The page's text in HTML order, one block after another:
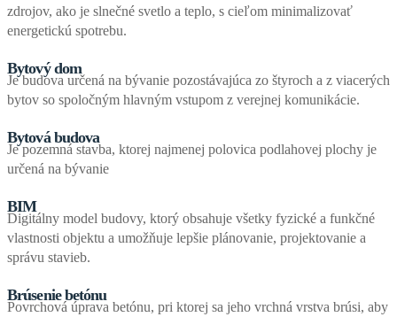
zdrojov, ako je slnečné svetlo a teplo, s cieľom minimalizovať
energetickú spotrebu.
Bytový dom
Je budova určená na bývanie pozostávajúca zo štyroch a z viacerých
bytov so spoločným hlavným vstupom z verejnej komunikácie.
Bytová budova
Je pozemná stavba, ktorej najmenej polovica podlahovej plochy je
určená na bývanie
BIM
Digitálny model budovy, ktorý obsahuje všetky fyzické a funkčné
vlastnosti objektu a umožňuje lepšie plánovanie, projektovanie a
správu stavieb.
Brúsenie betónu
Povrchová úprava betónu, pri ktorej sa jeho vrchná vrstva brúsi, aby